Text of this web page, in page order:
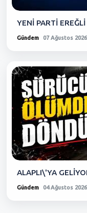
YENİ PARTİ
Gündem 07 Ağustos
ALAPLI\'YA
Gündem 04 Ağustos